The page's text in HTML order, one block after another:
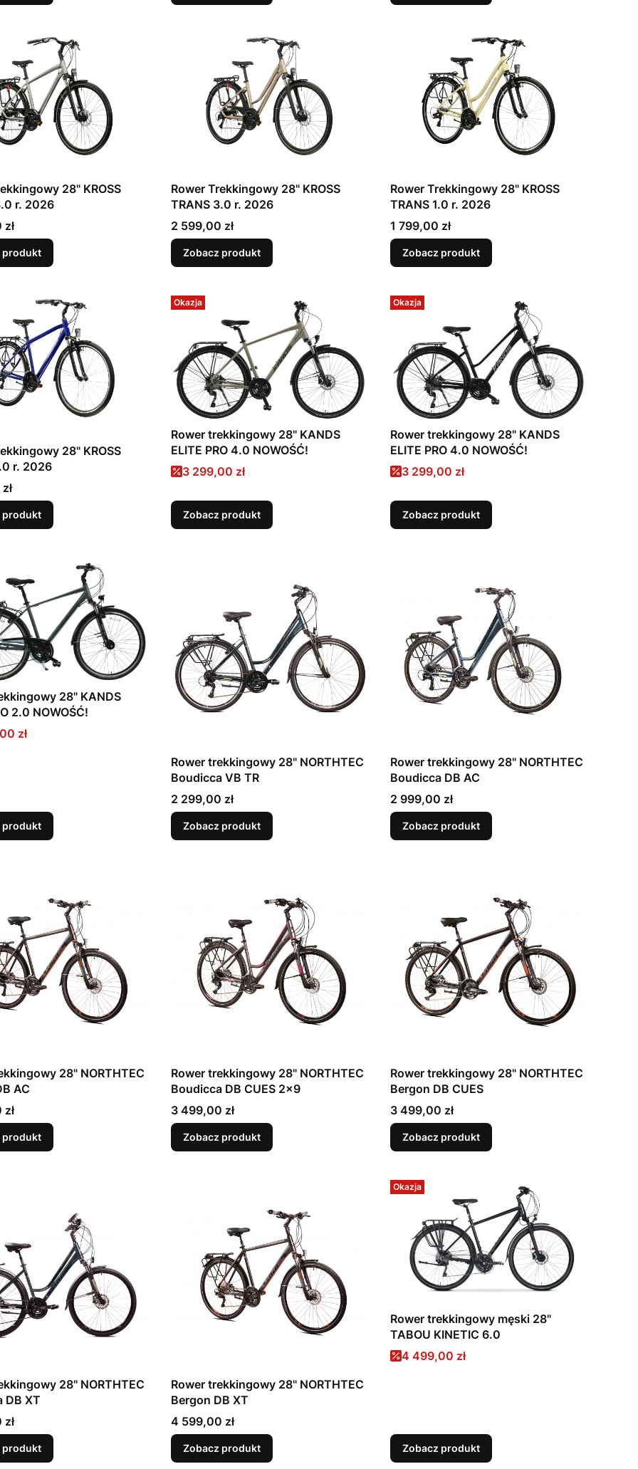
28" KROSS
r. 2026
produkt
Rower Trekkingowy 28" KROSS
TRANS 3.0 r. 2026
Cena
2 599,00 zł
Zobacz produkt
Rower Trekkingowy 28" KROSS
TRANS 1.0 r. 2026
Cena
1 799,00 zł
Zobacz produkt
28" KROSS
r. 2026
produkt
Okazja
Rower trekkingowy 28" KANDS
ELITE PRO 4.0 NOWOŚĆ!
Cena promocyjna
3 299,00 zł
Zobacz produkt
Okazja
Rower trekkingowy 28" KANDS
ELITE PRO 4.0 NOWOŚĆ!
Cena promocyjna
3 299,00 zł
Zobacz produkt
28" KANDS
2.0 NOWOŚĆ!
zł
produkt
Rower trekkingowy 28" NORTHTEC
Boudicca VB TR
Cena
2 299,00 zł
Zobacz produkt
Rower trekkingowy 28" NORTHTEC
Boudicca DB AC
Cena
2 999,00 zł
Zobacz produkt
28" NORTHTEC
AC
produkt
Rower trekkingowy 28" NORTHTEC
Boudicca DB CUES 2x9
Cena
3 499,00 zł
Zobacz produkt
Rower trekkingowy 28" NORTHTEC
Bergon DB CUES
Cena
3 499,00 zł
Zobacz produkt
28" NORTHTEC
DB XT
produkt
Rower trekkingowy 28" NORTHTEC
Bergon DB XT
Cena
4 599,00 zł
Zobacz produkt
Okazja
Rower trekkingowy męski 28"
TABOU KINETIC 6.0
Cena promocyjna
4 499,00 zł
Zobacz produkt